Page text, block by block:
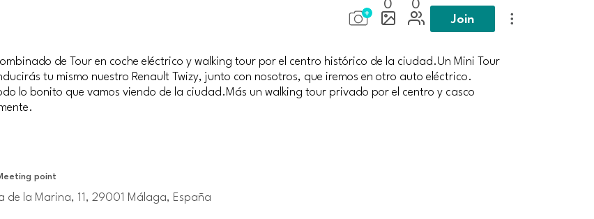
Join
de Tour en coche eléctrico y walking tour por el centro histórico de la ciudad.Un Mini Tour
tu mismo nuestro Renault Twizy, junto con nosotros, que iremos en otro auto eléctrico.
lo bonito que vamos viendo de la ciudad.Más un walking tour privado por el centro y casco
point
de la Marina, 11, 29001 Málaga, España